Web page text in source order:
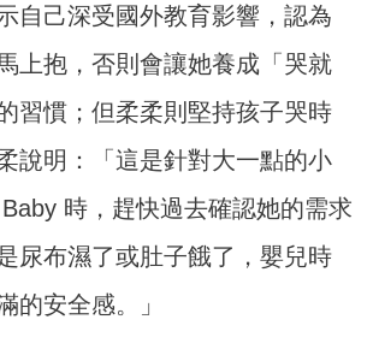
自己深受國外教育影響，認為
上抱，否則會讓她養成「哭就
習慣；但柔柔則堅持孩子哭時
說明：「這是針對大一點的小
時，趕快過去確認她的需求
尿布濕了或肚子餓了，嬰兒時
的安全感。」